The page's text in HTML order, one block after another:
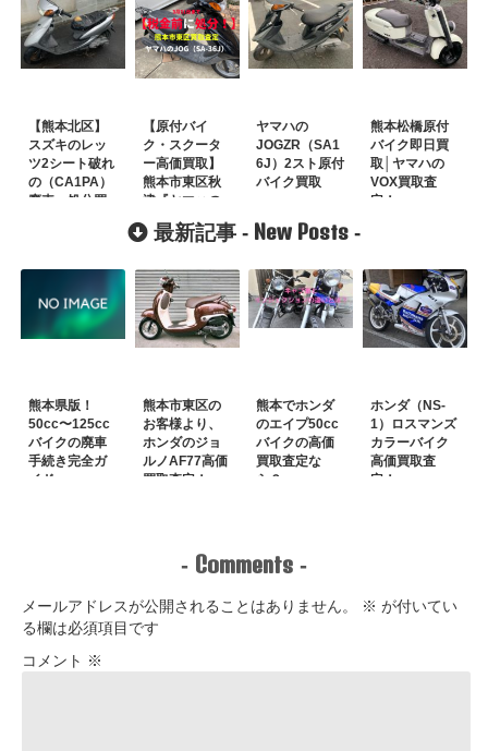
【熊本北区】
スズキのレッ
ツ2シート破れ
の（CA1PA）
廃車・処分買
【原付バイ
ク・スクータ
ー高価買取】
熊本市東区秋
津『ヤマハの
JOG（SA-
36J）』
ヤマハの
JOGZR（SA1
6J）2スト原付
バイク買取
熊本松橋原付
バイク即日買
取│ヤマハの
VOX買取査
定！
最新記事 - New Posts -
熊本県版！
50cc〜125cc
バイクの廃車
手続き完全ガ
イド
熊本市東区の
お客様より、
ホンダのジョ
ルノAF77高価
買取査定！
熊本でホンダ
のエイプ50cc
バイクの高価
買取査定な
ら？
ホンダ（NS-
1）ロスマンズ
カラーバイク
高価買取査
定！
- Comments -
メールアドレスが公開されることはありません。 ※ が付いてい
る欄は必須項目です
コメント ※